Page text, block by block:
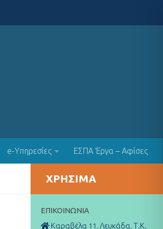
e-Υπηρεσίες ΕΣΠΑ Έργα – Αφίσες
ΧΡΉΣΙΜΑ
ΕΠΙΚΟΙΝΩΝΊΑ
Καραβέλα 11, Λευκάδα, Τ.Κ.